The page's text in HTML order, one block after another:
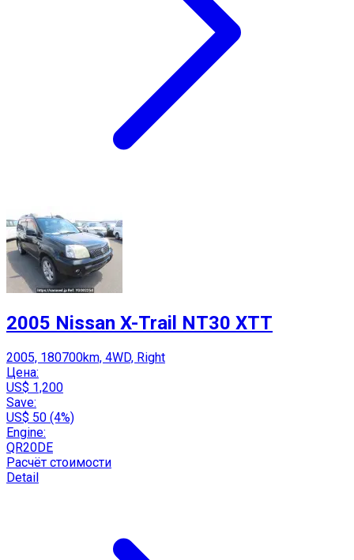
2005 Nissan X-Trail NT30 XTT
2005, 180700km, 4WD, Right
Цена:
US$ 1,200
Save:
US$ 50 (4%)
Engine:
QR20DE
Расчёт стоимости
Detail